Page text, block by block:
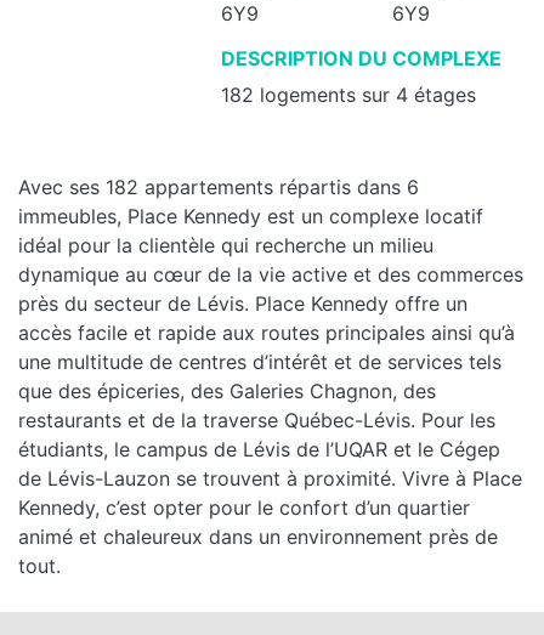
6Y9
6Y9
DESCRIPTION DU COMPLEXE
182 logements sur 4 étages
Avec ses 182 appartements répartis dans 6
immeubles, Place Kennedy est un complexe locatif
idéal pour la clientèle qui recherche un milieu
dynamique au cœur de la vie active et des commerces
près du secteur de Lévis. Place Kennedy offre un
accès facile et rapide aux routes principales ainsi qu’à
une multitude de centres d’intérêt et de services tels
que des épiceries, des Galeries Chagnon, des
restaurants et de la traverse Québec-Lévis. Pour les
étudiants, le campus de Lévis de l’UQAR et le Cégep
de Lévis-Lauzon se trouvent à proximité. Vivre à Place
Kennedy, c’est opter pour le confort d’un quartier
animé et chaleureux dans un environnement près de
tout.